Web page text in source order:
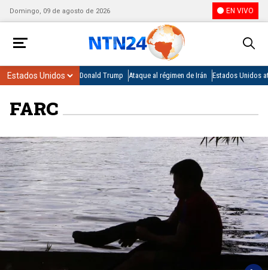
Domingo, 09 de agosto de 2026 EN VIVO
Donald Trump Ataque al régimen de Irán Estados Unidos
FARC